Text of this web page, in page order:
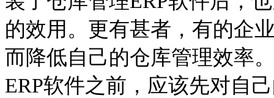
的效用。更有甚者，有的企
而降低自己的仓库管理效率
ERP软件之前，应该先对自